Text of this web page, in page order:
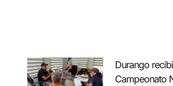
Durango
Campeonato